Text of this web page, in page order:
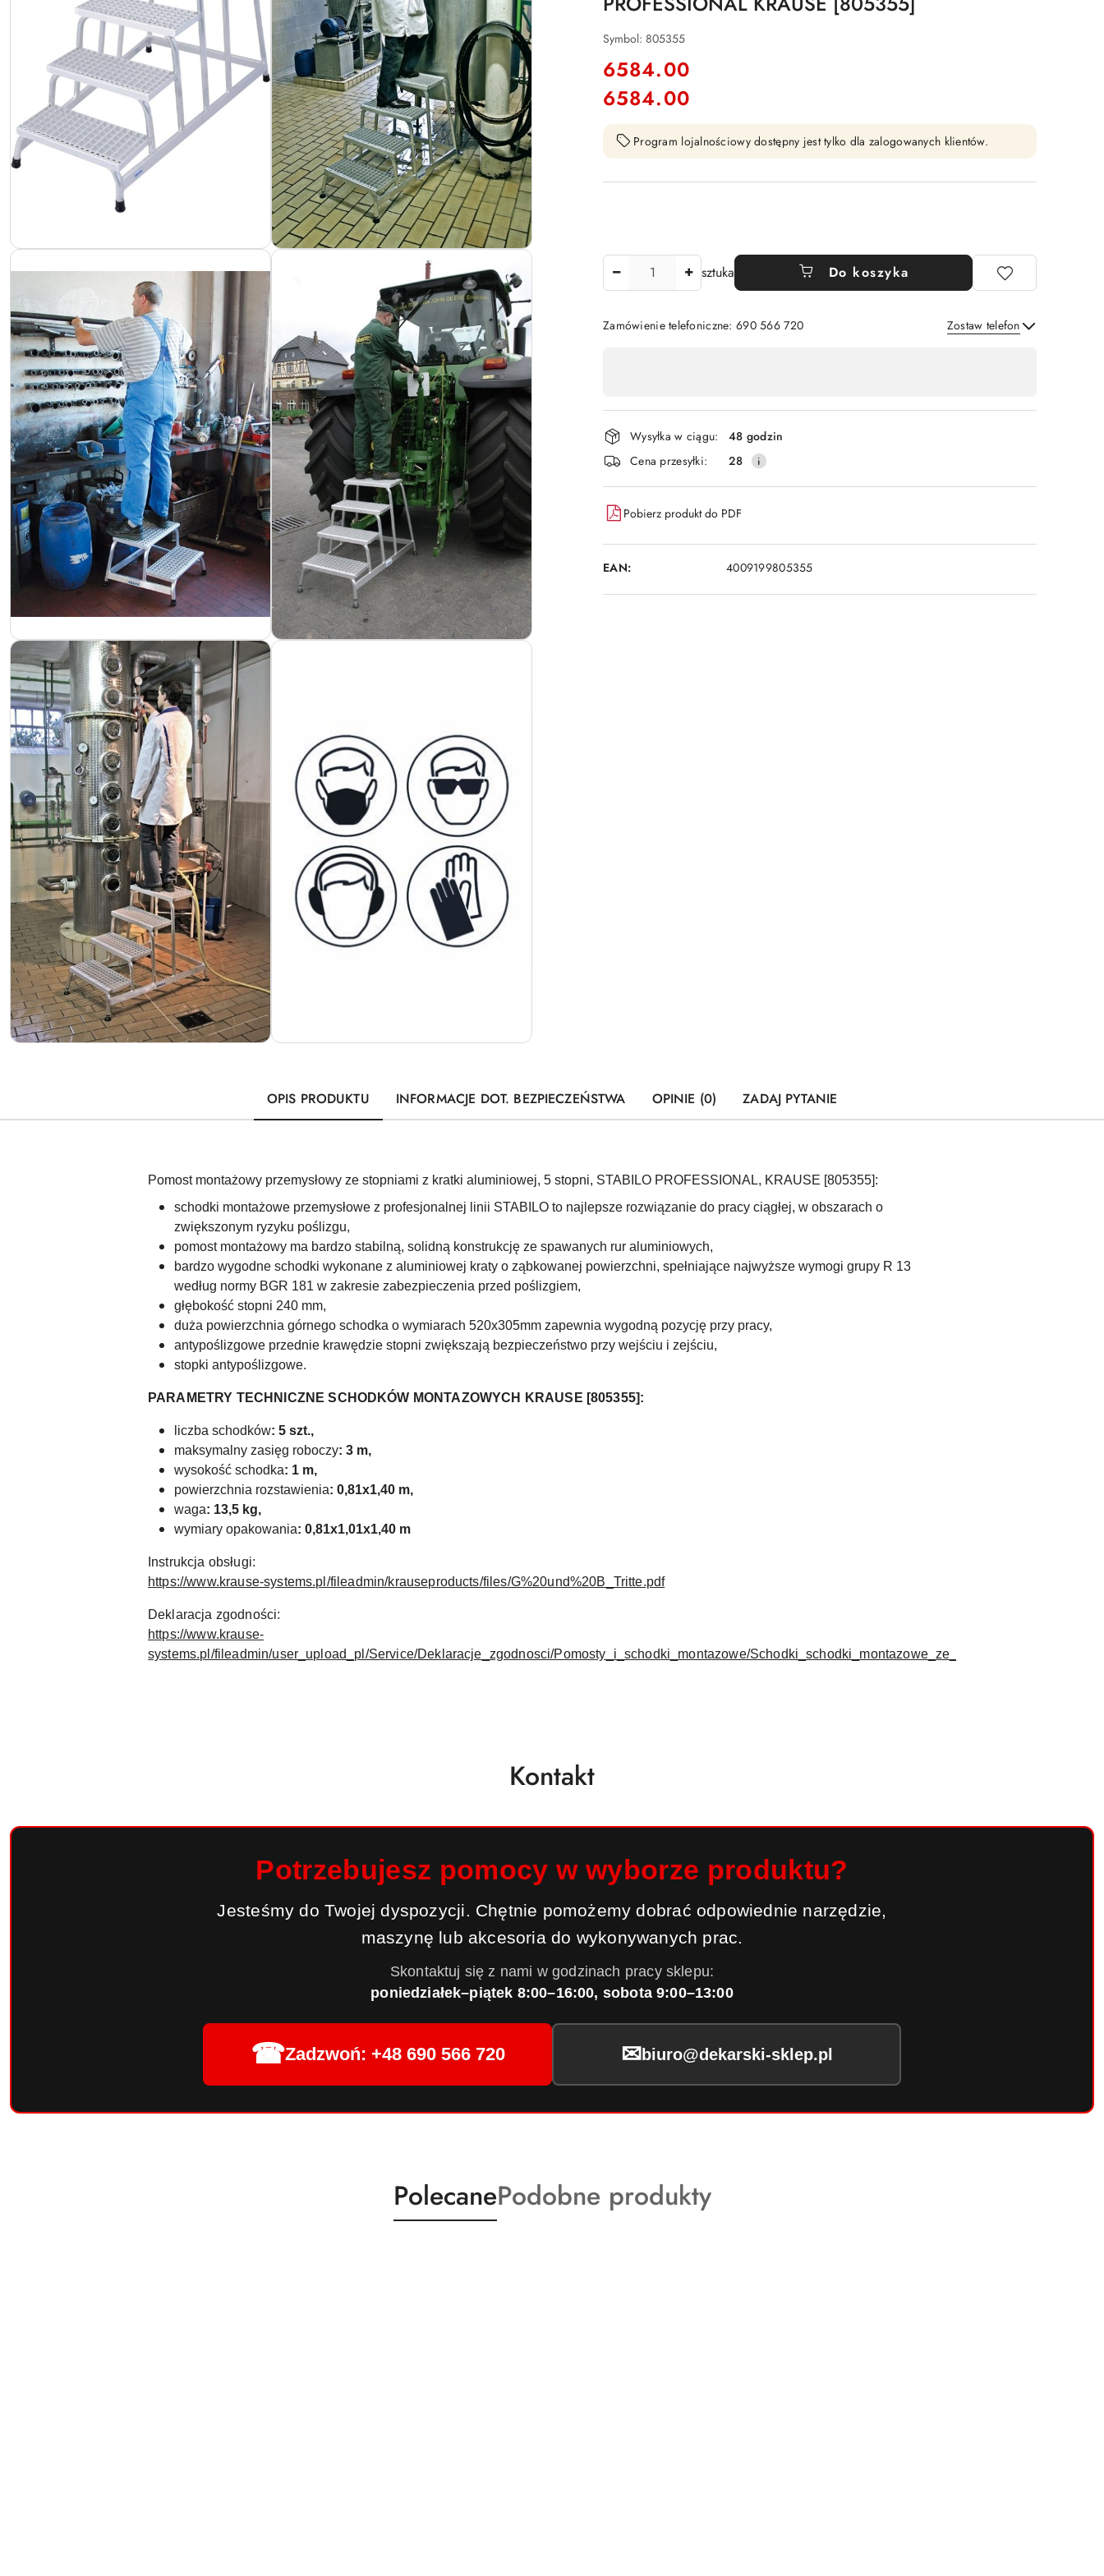
Symbol: 805355
cena:
6584.00
Cena:
6584.00
Program lojalnościowy dostępny jest tylko dla zalogowanych klientów.
sztuka Do koszyka
Zamówienie telefoniczne: 690 566 720 Zostaw telefon
płatność
i
dostawa
Wysyłka w ciągu:
48 godzin
Cena przesyłki:
28
Pobierz produkt do PDF
EAN: 4009199805355
OPIS PRODUKTU INFORMACJE DOT. BEZPIECZEŃSTWA OPINIE (0) ZADAJ PYTANIE
Pomost montażowy przemysłowy ze stopniami z kratki aluminiowej, 5 stopni, STABILO PROFESSIONAL, KRAUSE [805355]:
schodki montażowe przemysłowe z profesjonalnej linii STABILO to najlepsze rozwiązanie do pracy ciągłej, w obszarach o
zwiększonym ryzyku poślizgu,
pomost montażowy ma bardzo stabilną, solidną konstrukcję ze spawanych rur aluminiowych,
bardzo wygodne schodki wykonane z aluminiowej kraty o ząbkowanej powierzchni, spełniające najwyższe wymogi grupy R 13
według normy BGR 181 w zakresie zabezpieczenia przed poślizgiem,
głębokość stopni 240 mm,
duża powierzchnia górnego schodka o wymiarach 520x305mm zapewnia wygodną pozycję przy pracy,
antypoślizgowe przednie krawędzie stopni zwiększają bezpieczeństwo przy wejściu i zejściu,
stopki antypoślizgowe.
PARAMETRY TECHNICZNE SCHODKÓW MONTAZOWYCH KRAUSE [805355]:
liczba schodków: 5 szt.,
maksymalny zasięg roboczy: 3 m,
wysokość schodka: 1 m,
powierzchnia rozstawienia: 0,81x1,40 m,
waga: 13,5 kg,
wymiary opakowania: 0,81x1,01x1,40 m
Instrukcja obsługi:
https://www.krause-systems.pl/fileadmin/krauseproducts/files/G%20und%20B_Tritte.pdf
Deklaracja zgodności:
https://www.krause-
systems.pl/fileadmin/user_upload_pl/Service/Deklaracje_zgodnosci/Pomosty_i_schodki_montazowe/Schodki_schodki_montazowe_ze_stopn_01.pdf
Kontakt
Potrzebujesz pomocy w wyborze produktu?
Jesteśmy do Twojej dyspozycji. Chętnie pomożemy dobrać odpowiednie narzędzie,
maszynę lub akcesoria do wykonywanych prac.
Skontaktuj się z nami w godzinach pracy sklepu:
poniedziałek–piątek 8:00–16:00, sobota 9:00–13:00
☎Zadzwoń: +48 690 566 720 ✉ biuro@dekarski-sklep.pl
Produkty
o
PolecaneProdukty
o
Podobne produkty